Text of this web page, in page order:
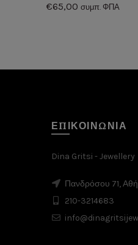
€65,00 συμπ. ΦΠΑ
ΕΠΙΚΟΙΝΩΝΙΑ
Dina Gritsi - Jewellery
Πανδρόσου 71,
210-3214683